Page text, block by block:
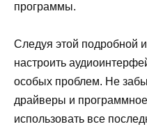
программы.
Следуя этой подробной
настроить
особых проблем. Не
драйверы и
использовать все